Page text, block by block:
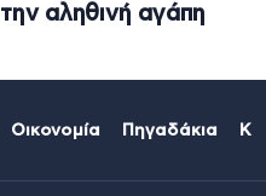
την αληθινή αγάπη
Οικονομία Πηγαδάκια